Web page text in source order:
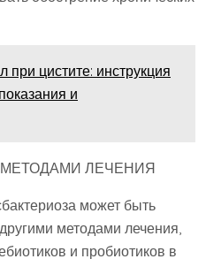
при цистите: инструкция
и
ЛЕЧЕНИЯ
может быть
методами лечения,
и пробиотиков в